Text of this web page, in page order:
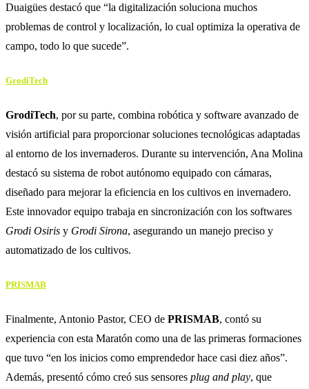
Duaigües destacó que “la digitalización soluciona muchos
problemas de control y localización, lo cual optimiza la operativa de
campo, todo lo que sucede”.
GrodiTech
GrodiTech, por su parte, combina robótica y software avanzado de
visión artificial para proporcionar soluciones tecnológicas adaptadas
al entorno de los invernaderos. Durante su intervención, Ana Molina
destacó su sistema de robot autónomo equipado con cámaras,
diseñado para mejorar la eficiencia en los cultivos en invernadero.
Este innovador equipo trabaja en sincronización con los softwares
Grodi Osiris y Grodi Sirona, asegurando un manejo preciso y
automatizado de los cultivos.
PRISMAB
Finalmente, Antonio Pastor, CEO de PRISMAB, contó su
experiencia con esta Maratón como una de las primeras formaciones
que tuvo “en los inicios como emprendedor hace casi diez años”.
Además, presentó cómo creó sus sensores plug and play, que